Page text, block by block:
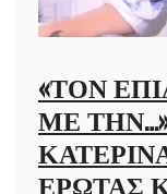
«ΤΟΝ
ΜΕ
ΈΡΩΤΑΣ